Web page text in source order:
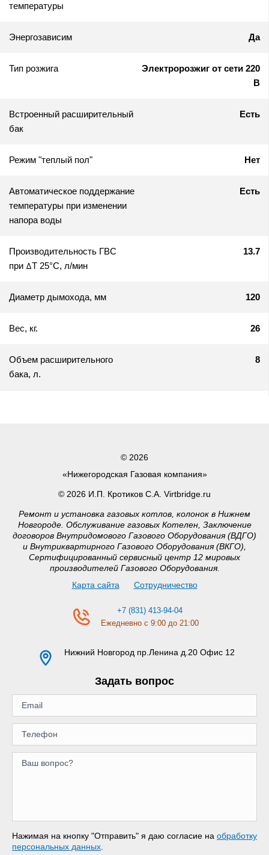
температуры
Энергозависим Да
Тип розжига
Электророзжиг от сети 220
В
Встроенный расширительный
бак
Есть
Режим "теплый пол" Нет
Автоматическое поддержание
температуры при изменении
напора воды
Есть
Производительность ГВС
при ΔТ 25°C, л/мин
13.7
Диаметр дымохода, мм 120
Вес, кг. 26
Объем расширительного
бака, л.
8
© 2026
«Нижегородская Газовая компания»
© 2026 И.П. Кротиков С.А. Virtbridge.ru
Ремонт и установка газовых котлов, колонок в Нижнем
Новгороде. Обслуживание газовых Котелен, Заключение
договоров Внутридомового Газового Оборудования (ВДГО)
и Внутриквартирного Газового Оборудования (ВКГО),
Сертифицированный сервисный центр 12 мировых
производителей Газового Оборудования.
Карта сайта
Сотрудничество
+7 (831) 413-94-04
Ежедневно с 9:00 до 21:00
Нижний Новгород пр.Ленина д.20 Офис 12
Задать вопрос
Нажимая на кнопку "Отправить" я даю согласие на обработку
персональных данных.